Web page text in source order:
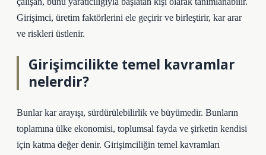
Girişimci, üretim faktörlerini ele geçirir ve birleştirir, kar arar
ve riskleri üstlenir.
Girişimcilikte temel kavramlar
nelerdir?
Bunlar kar arayışı, sürdürülebilirlik ve büyümedir. Bunların
toplamına ülke ekonomisi, toplumsal fayda ve şirketin kendisi
için katma değer denir. Girişimciliğin temel kavramları